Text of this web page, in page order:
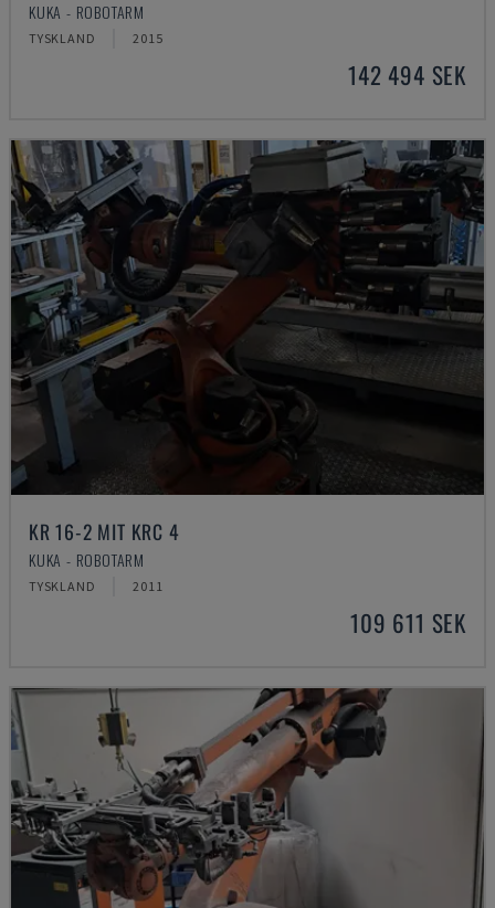
KUKA - ROBOTARM
TYSKLAND 2015
142 494 SEK
KR 16-2 MIT KRC 4
KUKA - ROBOTARM
TYSKLAND 2011
109 611 SEK